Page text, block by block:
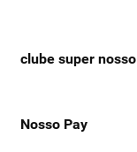
clube super nosso
Nosso Pay